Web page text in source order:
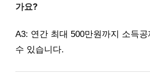
가요?
A3: 연간 최대 500만원까지 소득
수 있습니다.